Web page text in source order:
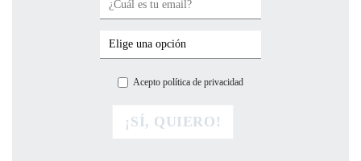
Acepto política de privacidad